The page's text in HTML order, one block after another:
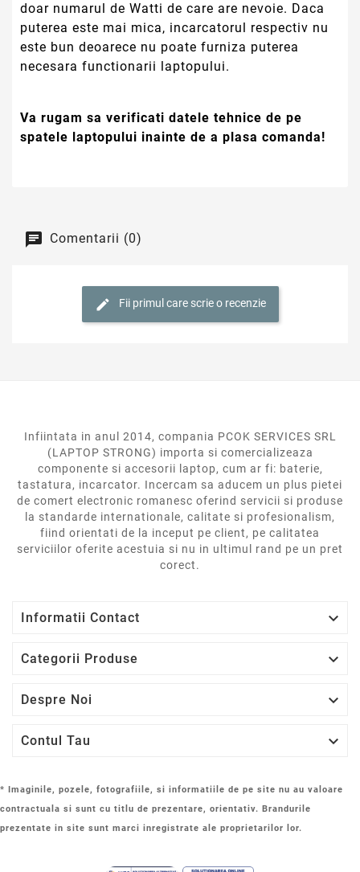
doar numarul de Watti de care are nevoie. Daca
puterea este mai mica, incarcatorul respectiv nu
este bun deoarece nu poate furniza puterea
necesara functionarii laptopului.
Va rugam sa verificati datele tehnice de pe
spatele laptopului inainte de a plasa comanda!
Comentarii (0)
Fii primul care scrie o recenzie
Infiintata in anul 2014, compania PCOK SERVICES SRL
(LAPTOP STRONG) importa si comercializeaza
componente si accesorii laptop, cum ar fi: baterie,
tastatura, incarcator. Incercam sa aducem un plus pietei
de comert electronic romanesc oferind servicii si produse
la standarde internationale, calitate si profesionalism,
fiind orientati de la inceput pe client, pe calitatea
serviciilor oferite acestuia si nu in ultimul rand pe un pret
corect.
Informatii Contact 
Categorii Produse 
Despre Noi 
Contul Tau 
* Imaginile, pozele, fotografiile, si informatiile de pe site nu au valoare
contractuala si sunt cu titlu de prezentare, orientativ. Brandurile
prezentate in site sunt marci inregistrate ale proprietarilor lor.